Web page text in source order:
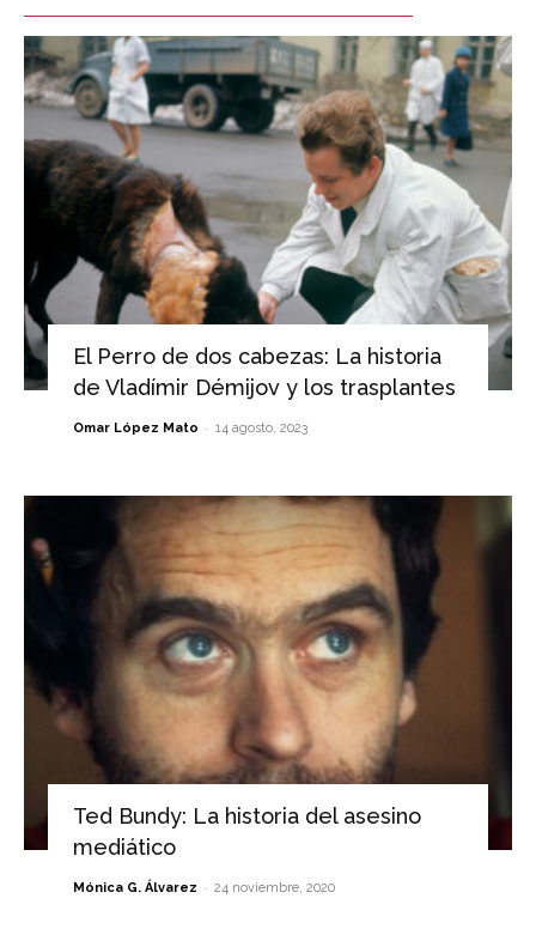
El Perro de dos cabezas: La historia
de Vladímir Démijov y los trasplantes
Omar López Mato - 14 agosto, 2023
Ted Bundy: La historia del asesino
mediático
Mónica G. Álvarez - 24 noviembre, 2020